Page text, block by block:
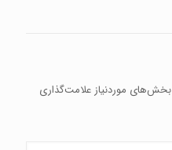
بخش‌های موردنیاز علامت‌گذاری